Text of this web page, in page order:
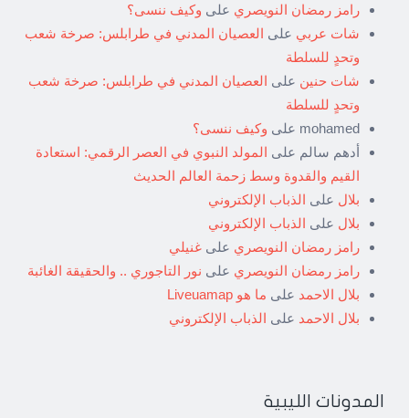
رامز رمضان النويصري على وكيف ننسى؟
شات عربي على العصيان المدني في طرابلس: صرخة شعب
وتحدٍ للسلطة
شات حنين على العصيان المدني في طرابلس: صرخة شعب
وتحدٍ للسلطة
mohamed على وكيف ننسى؟
أدهم سالم على المولد النبوي في العصر الرقمي: استعادة
القيم والقدوة وسط زحمة العالم الحديث
بلال على الذباب الإلكتروني
بلال على الذباب الإلكتروني
رامز رمضان النويصري على غنيلي
رامز رمضان النويصري على نور التاجوري .. والحقيقة الغائبة
بلال الاحمد على ما هو Liveuamap
بلال الاحمد على الذباب الإلكتروني
المدونات الليبية